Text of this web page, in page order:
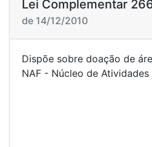
Lei Complementar
de 14/12/2010
Dispõe sobre doação de
NAF - Núcleo de